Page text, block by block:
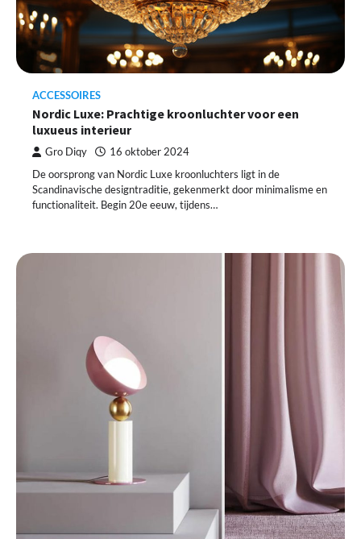
ACCESSOIRES
Nordic Luxe: Prachtige kroonluchter voor een
luxueus interieur
Gro Diqy 16 oktober 2024
De oorsprong van Nordic Luxe kroonluchters ligt in de
Scandinavische designtraditie, gekenmerkt door minimalisme en
functionaliteit. Begin 20e eeuw, tijdens…